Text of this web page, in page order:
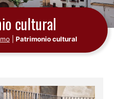
cultural
Patrimonio cultural